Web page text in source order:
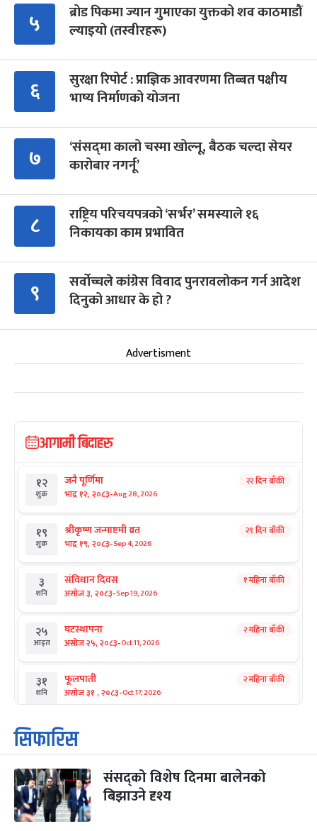
५
ब्रोड पिकमा ज्यान गुमाएका युक्तको शव काठमाडौं
ल्याइयो (तस्वीरहरू)
६
सुरक्षा रिपोर्ट : प्राज्ञिक आवरणमा तिब्बत पक्षीय
भाष्य निर्माणको योजना
७
‘संसद्‍मा कालो चस्मा खोल्नू, बैठक चल्दा सेयर
कारोबार नगर्नू’
८
राष्ट्रिय परिचयपत्रको ‘सर्भर’ समस्याले १६
निकायका काम प्रभावित
९
सर्वोच्चले कांग्रेस विवाद पुनरावलोकन गर्न आदेश
दिनुको आधार के हो ?
Advertisment
आगामी बिदाहरु
१२
शुक्र
जनै पूर्णिमा
भाद्र १२, २०८३-Aug 28, 2026
२२ दिन बाँकी
१९
शुक्र
श्रीकृष्ण जन्माष्टमी व्रत
भाद्र १९, २०८३-Sep 4, 2026
२९ दिन बाँकी
३
शनि
संविधान दिवस
असोज ३, २०८३-Sep 19, 2026
१ महिना बाँकी
२५
आइत
घटस्थापना
असोज २५, २०८३-Oct 11, 2026
२ महिना बाँकी
३१
शनि
फूलपाती
असोज ३१ , २०८३-Oct 17, 2026
२ महिना बाँकी
१
आइत
कार्तिक सङ्क्रान्ति
कार्तिक १, २०८३
३
मंगल
महानवमी
कार्तिक ३, २०८३-Oct 20, 2026
२ महिना बाँकी
सिफारिस
संसद्को विशेष दिनमा बालेनको
बिझाउने दृश्य